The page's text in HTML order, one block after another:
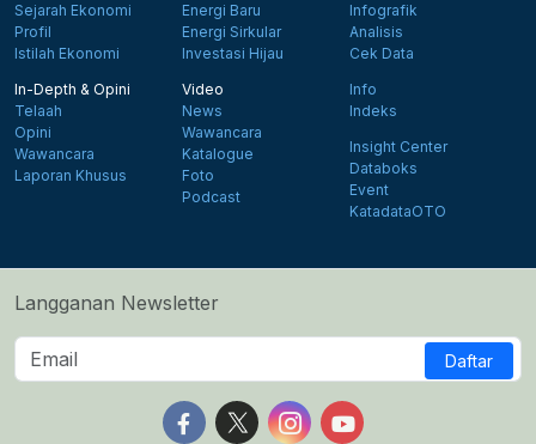
Sejarah Ekonomi
Profil
Istilah Ekonomi
Energi Baru
Energi Sirkular
Investasi Hijau
Infografik
Analisis
Cek Data
In-Depth & Opini
Telaah
Opini
Wawancara
Laporan Khusus
Video
News
Wawancara
Katalogue
Foto
Podcast
Info
Indeks
Insight Center
Databoks
Event
KatadataOTO
Langganan Newsletter
Daftar
Follow us on Facebook
Follow us on X
Follow us on Instagram
Follow us on